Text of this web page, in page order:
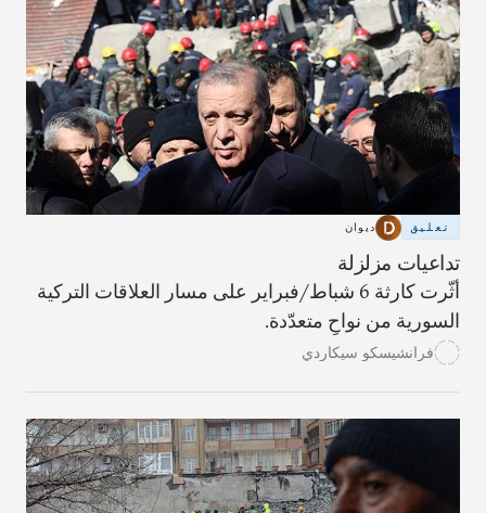
تعليق ديوان
تداعيات مزلزلة
أثّرت كارثة 6 شباط/فبراير على مسار العلاقات التركية
السورية من نواحٍ متعدّدة.
فرانشيسكو سيكاردي